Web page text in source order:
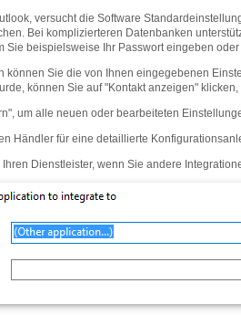
versucht die Software
Bei komplizierteren Datenbanken
Sie beispielsweise Ihr Passwort eingeben
können Sie die von Ihnen eingegebenen
können Sie auf "Kontakt anzeigen"
um alle neuen oder bearbeiteten
Händler für eine detaillierte
Dienstleister, wenn Sie andere